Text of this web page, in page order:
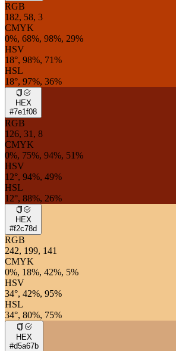
RGB
182, 58, 3
CMYK
0%, 68%, 98%, 29%
HSV
18°, 98%, 71%
HSL
18°, 97%, 36%
HEX
#7e1f08
RGB
126, 31, 8
CMYK
0%, 75%, 94%, 51%
HSV
12°, 94%, 49%
HSL
12°, 88%, 26%
HEX
#f2c78d
RGB
242, 199, 141
CMYK
0%, 18%, 42%, 5%
HSV
34°, 42%, 95%
HSL
34°, 80%, 75%
HEX
#d5a67b